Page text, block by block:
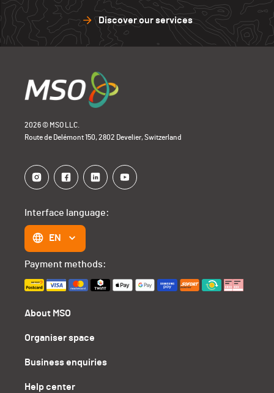
Discover our services
2026 © MSO LLC.
Route de Delémont 150, 2802 Develier, Switzerland
About MSO
Organiser space
Business enquiries
Help center
Interface language:
EN
Payment methods: